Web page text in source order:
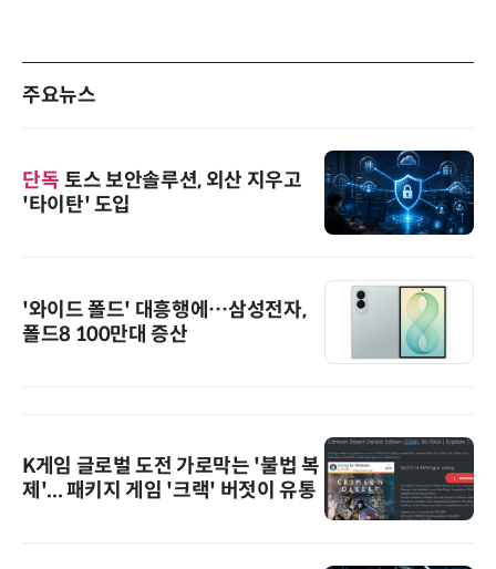
주요뉴스
단독 토스 보안솔루션, 외산 지우고
'타이탄' 도입
'와이드 폴드' 대흥행에…삼성전자,
폴드8 100만대 증산
K게임 글로벌 도전 가로막는 '불법 복
제'... 패키지 게임 '크랙' 버젓이 유통